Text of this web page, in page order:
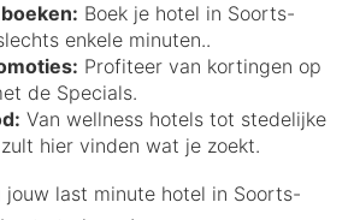
Boek je hotel in Soorts-
enkele minuten..
Profiteer van kortingen op
de Specials.
Van wellness hotels tot stedelijke
hier vinden wat je zoekt.
jouw last minute hotel in Soorts-